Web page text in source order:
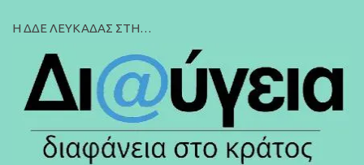
Η ΔΔΕ ΛΕΥΚΑΔΑΣ ΣΤΗ…